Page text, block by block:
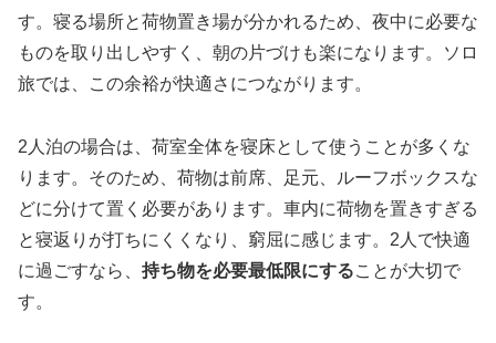
す。寝る場所と荷物置き場が分かれるため、夜中に必要な
ものを取り出しやすく、朝の片づけも楽になります。ソロ
旅では、この余裕が快適さにつながります。
2人泊の場合は、荷室全体を寝床として使うことが多くな
ります。そのため、荷物は前席、足元、ルーフボックスな
どに分けて置く必要があります。車内に荷物を置きすぎる
と寝返りが打ちにくくなり、窮屈に感じます。2人で快適
に過ごすなら、 持ち物を必要最低限にすることが大切で
す。